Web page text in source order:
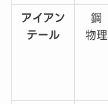
アイアン
テール
鋼
物理